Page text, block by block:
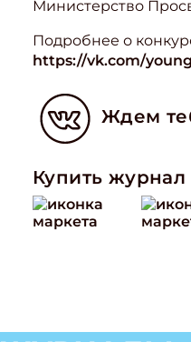
Министерство
Подробнее о
https://vk.com/
Ждем
Купить журнал